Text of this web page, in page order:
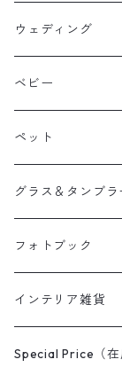
ウェディング
ウェルカムボード
引き出物
両親贈呈品
ベビー
ペット
へそ天商会
グラス＆タンブラ
フォトブック
インテリア雑貨
Special Price（在